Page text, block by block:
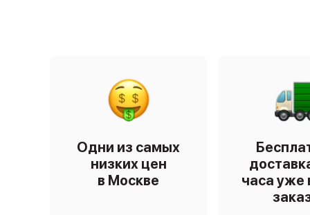
Одни из самых
низких цен
в Москве
часа уже